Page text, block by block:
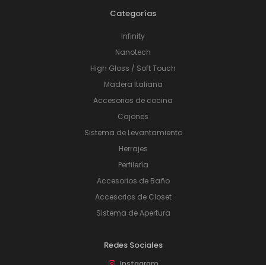
Categorías
Infinity
Nanotech
High Gloss / Soft Touch
Madera Italiana
Accesorios de cocina
Cajones
Sistema de Levantamiento
Herrajes
Perfilería
Accesorios de Baño
Accesorios de Closet
Sistema de Apertura
Redes Sociales